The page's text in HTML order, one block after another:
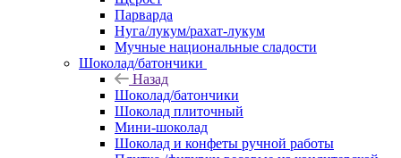
Парварда
Нуга/лукум/рахат-лукум
Мучные национальные сладости
Шоколад/батончики
Назад
Шоколад/батончики
Шоколад плиточный
Мини-шоколад
Шоколад и конфеты ручной работы